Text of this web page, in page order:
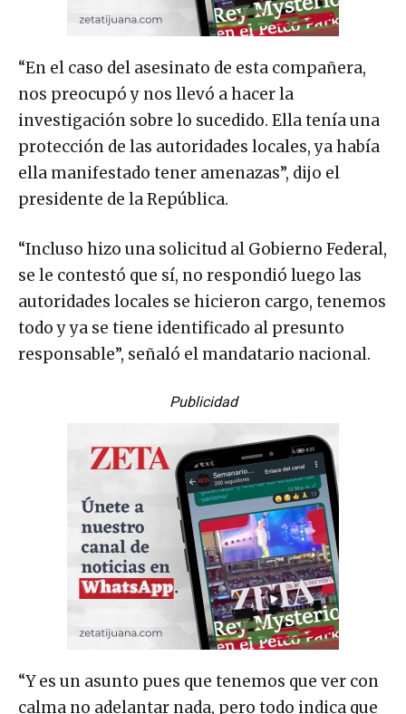
“En el caso del asesinato de esta compañera,
nos preocupó y nos llevó a hacer la
investigación sobre lo sucedido. Ella tenía una
protección de las autoridades locales, ya había
ella manifestado tener amenazas”, dijo el
presidente de la República.
“Incluso hizo una solicitud al Gobierno Federal,
se le contestó que sí, no respondió luego las
autoridades locales se hicieron cargo, tenemos
todo y ya se tiene identificado al presunto
responsable”, señaló el mandatario nacional.
Publicidad
“Y es un asunto pues que tenemos que ver con
calma no adelantar nada, pero todo indica que